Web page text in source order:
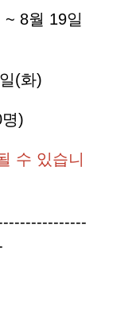
8월 19일
(화)
)
수 있습니